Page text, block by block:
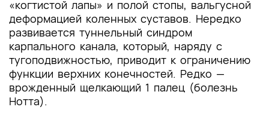
«когтистой лапы» и полой стопы, вальгусной
деформацией коленных суставов. Нередко
развивается туннельный синдром
карпального канала, который, наряду с
тугоподвижностью, приводит к ограничению
функции верхних конечностей. Редко —
врожденный щелкающий 1 палец (болезнь
Нотта).